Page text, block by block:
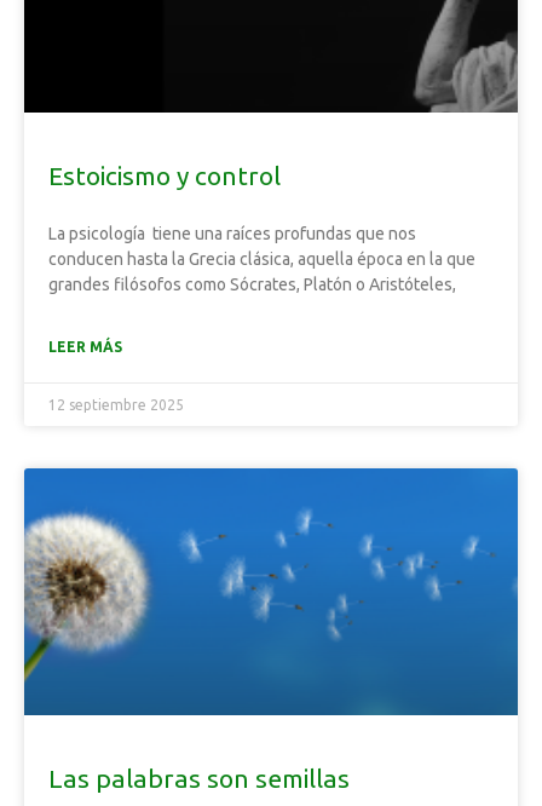
Estoicismo y control
La psicología tiene una raíces profundas que nos
conducen hasta la Grecia clásica, aquella época en la que
grandes filósofos como Sócrates, Platón o Aristóteles,
LEER MÁS
12 septiembre 2025
Las palabras son semillas